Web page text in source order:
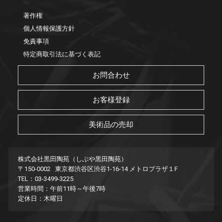
著作権
個人情報保護方針
免責事項
特定商取引法に基づく表記
お問合わせ
お客様登録
美術品の売却
株式会社黒田陶苑（しぶや黒田陶苑）
〒150-0002 東京都渋谷区渋谷1-16-14 メトロプラザ１F
TEL：03-3499-3225
営業時間：午前11時～午後7時
定休日：木曜日